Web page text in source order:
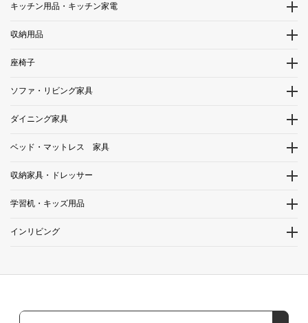
キッチン用品・キッチン家電
収納用品
座椅子
ソファ・リビング家具
ダイニング家具
ベッド・マットレス 家具
収納家具・ドレッサー
学習机・キッズ用品
インリビング